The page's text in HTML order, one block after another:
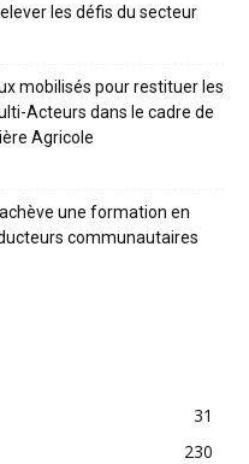
les défis du secteur
mobilisés pour restituer les
Acteurs dans le cadre de
Agricole
une formation en
communautaires
31
230